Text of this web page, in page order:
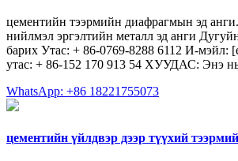
цементийн тээрмийн диафрагмын эд
нийлмэл эргэлтийн металл эд анги
барих Утас: + 86-0769-8288 6112 И-мэйл:
утас: + 86-152 170 913 54 ХУУДАС: Энэ
WhatsApp: +86 18221755073
цементийн үйлдвэр дээр түүхий